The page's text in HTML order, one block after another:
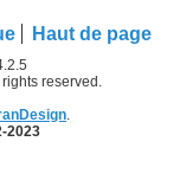
Haut de page
reserved.
.
2023